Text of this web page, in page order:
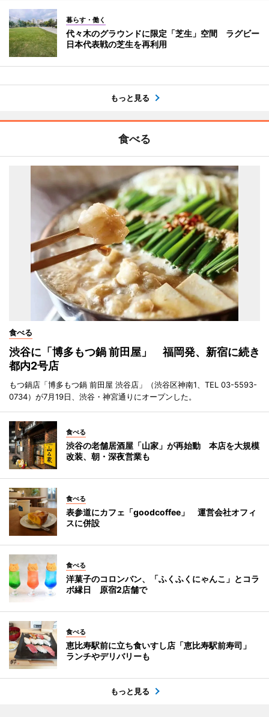
暮らす・働く
代々木のグラウンドに限定「芝生」空間 ラグビー
日本代表戦の芝生を再利用
もっと見る
食べる
食べる
渋谷に「博多もつ鍋 前田屋」 福岡発、新宿に続き
都内2号店
もつ鍋店「博多もつ鍋 前田屋 渋谷店」（渋谷区神南1、TEL 03-5593-
0734）が7月19日、渋谷・神宮通りにオープンした。
食べる
渋谷の老舗居酒屋「山家」が再始動 本店を大規模
改装、朝・深夜営業も
食べる
表参道にカフェ「goodcoffee」 運営会社オフィ
スに併設
食べる
洋菓子のコロンバン、「ふくふくにゃんこ」とコラ
ボ縁日 原宿2店舗で
食べる
恵比寿駅前に立ち食いすし店「恵比寿駅前寿司」
ランチやデリバリーも
もっと見る